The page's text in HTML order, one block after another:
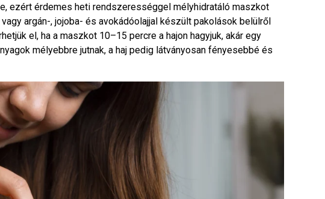
ezért érdemes heti rendszerességgel mélyhidratáló maszkot
argán-, jojoba- és avokádóolajjal készült pakolások belülről
el, ha a maszkot 10–15 percre a hajon hagyjuk, akár egy
mélyebbre jutnak, a haj pedig látványosan fényesebbé és